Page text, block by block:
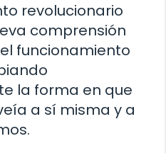
revolucionario
comprensión
funcionamiento
la forma en que
a sí misma y a